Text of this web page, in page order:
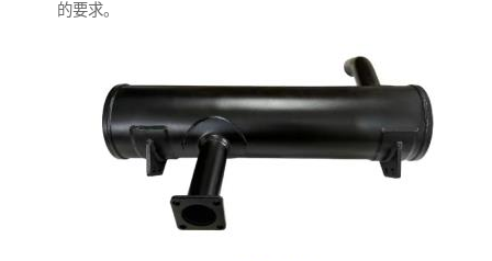
的要求。